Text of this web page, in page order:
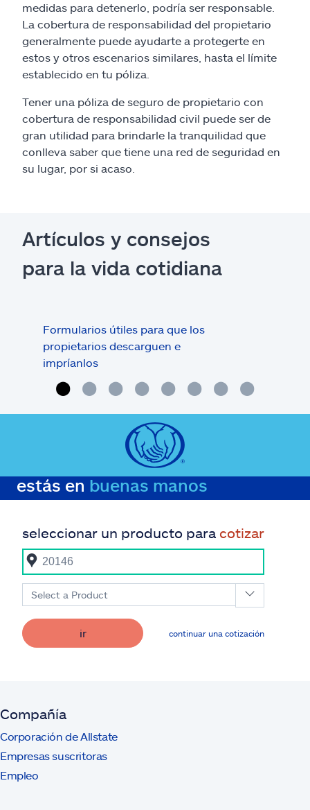
medidas para detenerlo, podría ser responsable.
La cobertura de responsabilidad del propietario
generalmente puede ayudarte a protegerte en
estos y otros escenarios similares, hasta el límite
establecido en tu póliza.
Tener una póliza de seguro de propietario con
cobertura de responsabilidad civil puede ser de
gran utilidad para brindarle la tranquilidad que
conlleva saber que tiene una red de seguridad en
su lugar, por si acaso.
Artículos y consejos
para la vida cotidiana
Formularios útiles para que los
propietarios descarguen e
impríanlos
estás en buenas manos
seleccionar un producto para cotizar
Select a Product
ir continuar una cotización
Compañía
Corporación de Allstate
Empresas suscritoras
Empleo